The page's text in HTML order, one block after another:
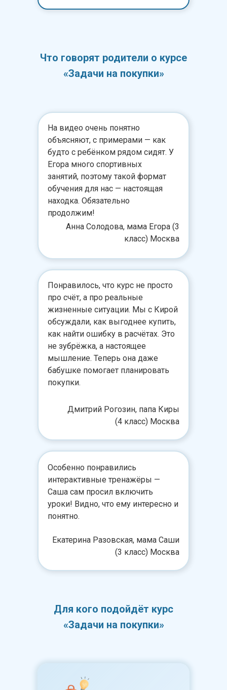
Что говорят родители о курсе
«Задачи на покупки»
На видео очень понятно
объясняют, с примерами — как
будто с ребёнком рядом сидят. У
Егора много спортивных
занятий, поэтому такой формат
обучения для нас — настоящая
находка. Обязательно
продолжим!
Особенно понравились
интерактивные тренажёры —
Саша сам просил включить
уроки! Видно, что ему интересно и
понятно.
Понравилось, что курс не просто
про счёт, а про реальные
жизненные ситуации. Мы с Кирой
обсуждали, как выгоднее купить,
как найти ошибку в расчётах. Это
не зубрёжка, а настоящее
мышление. Теперь она даже
бабушке помогает планировать
покупки.
Анна Солодова, мама Егора (3
класс) Москва
Дмитрий Рогозин, папа Киры
(4 класс) Москва
Екатерина Разовская, мама Саши
(3 класс) Москва
Для кого подойдёт курс
«Задачи на покупки»